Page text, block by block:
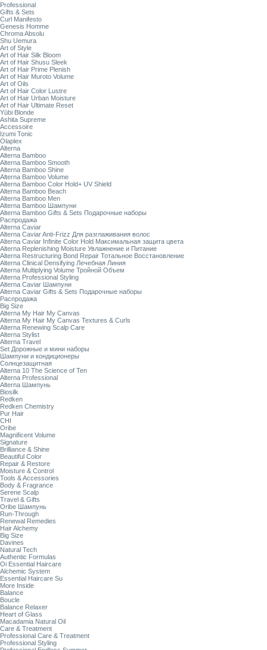
Professional
Gifts & Sets
Curl Manifesto
Genesis Homme
Chroma Absolu
Shu Uemura
Art of Style
Art of Hair Silk Bloom
Art of Hair Shusu Sleek
Art of Hair Prime Plenish
Art of Hair Muroto Volume
Art of Oils
Art of Hair Color Lustre
Art of Hair Urban Moisture
Art of Hair Ultimate Reset
Yūbi Blonde
Ashita Supreme
Accessoire
Izumi Tonic
Olaplex
Alterna
Alterna Bamboo
Alterna Bamboo Smooth
Alterna Bamboo Shine
Alterna Bamboo Volume
Alterna Bamboo Color Hold+ UV Shield
Alterna Bamboo Beach
Alterna Bamboo Men
Alterna Bamboo Шампуни
Alterna Bamboo Gifts & Sets Подарочные наборы
Распродажа
Alterna Caviar
Alterna Caviar Anti-Frizz Для разглаживания волос
Alterna Caviar Infinite Color Hold Максимальная защита цвета
Alterna Replenishing Moisture Увлажнение и Питание
Alterna Restructuring Bond Repair Тотальное Восстановление
Alterna Clinical Densifying Лечебная Линия
Alterna Multiplying Volume Тройной Объем
Alterna Professional Styling
Alterna Caviar Шампуни
Alterna Caviar Gifts & Sets Подарочные наборы
Распродажа
Big Size
Alterna My Hair My Canvas
Alterna My Hair My Canvas Textures & Curls
Alterna Renewing Scalp Care
Alterna Stylist
Alterna Travel
Set Дорожные и мини наборы
Шампуни и кондиционеры
Солнцезащитная
Alterna 10 The Science of Ten
Alterna Professional
Alterna Шампунь
Biosilk
Redken
Redken Chemistry
Pur Hair
CHI
Oribe
Magnificent Volume
Signature
Brilliance & Shine
Beautiful Color
Repair & Restore
Moisture & Control
Tools & Accessories
Body & Fragrance
Serene Scalp
Travel & Gifts
Oribe Шампунь
Run-Through
Renewal Remedies
Hair Alchemy
Big Size
Davines
Natural Tech
Authentic Formulas
Oi Essential Haircare
Alchemic System
Essential Haircare Su
More Inside
Balance
Boucle
Balance Relaxer
Heart of Glass
Macadamia Natural Oil
Care & Treatment
Professional Care & Treatment
Professional Styling